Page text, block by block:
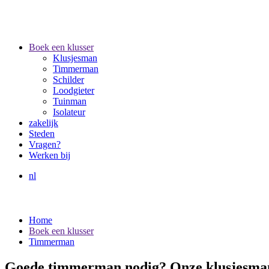
Boek een klusser
Klusjesman
Timmerman
Schilder
Loodgieter
Tuinman
Isolateur
zakelijk
Steden
Vragen?
Werken bij
nl
Home
Boek een klusser
Timmerman